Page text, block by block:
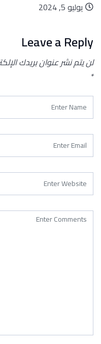
يوليو 5, 2024
Leave a Reply
لن يتم نشر عنوان بريدك
*